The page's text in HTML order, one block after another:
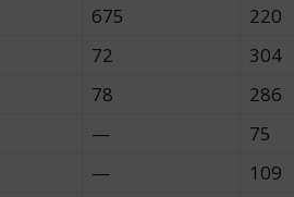
675
220
72
304
78
286
—
75
—
109